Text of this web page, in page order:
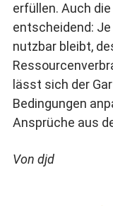
erfüllen. Auch
entscheidend:
nutzbar bleibt,
lässt sich der
Bedingungen
Ansprüche aus
Von djd